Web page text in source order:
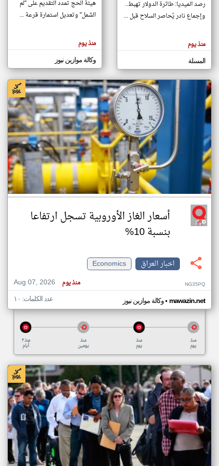
مصادر الأخبار من العراق
اخبار العراق على مدار الساعة
أهم اخبار العراق العاجلة والمباشرة
المقالات
الموجوده
هنا عن
وجهة
نظر
كاتبيها.
رصد الميديا: طائرة الدولار تهبط..
وإجماع نادر يُحاصر السلاح قبل ...
منذ يوم
المسلة
هيئة الحج تمدد التقديم على "لم
الشمل" وتعديل استمارة قرعة ...
منذ يوم
وكالة موازين نيوز
أسعار الغاز الأوروبية تسجل ارتفاعا
بنسبة 10%
اخبار العراق
Economics
Aug 07, 2026
منذ يوم NG35PQ
وكالة موازين نيوز• mawazin.net عدد الكلمات: ١٠
منذ ٣
أيام
منذ
يومين
منذ
يوم
منذ
يوم
klyoum.com